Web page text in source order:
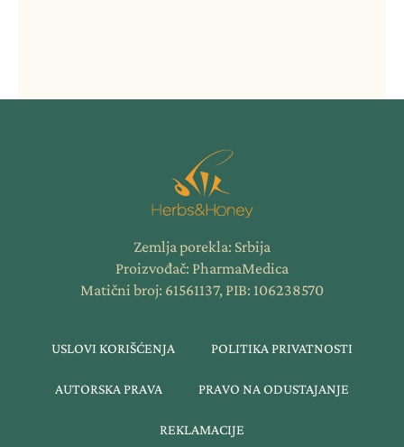
Zemlja porekla: Srbija
Proizvođač: PharmaMedica
Matični broj: 61561137, PIB: 106238570
USLOVI KORIŠĆENJA POLITIKA PRIVATNOSTI
AUTORSKA PRAVA PRAVO NA ODUSTAJANJE
REKLAMACIJE